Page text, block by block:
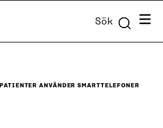
Sök Meny
PATIENTER ANVÄNDER SMARTTELEFONER